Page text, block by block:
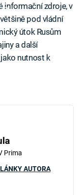
informační zdroje, v
pod vládní
útok Rusům
a další
nutnost k
Prima
AUTORA